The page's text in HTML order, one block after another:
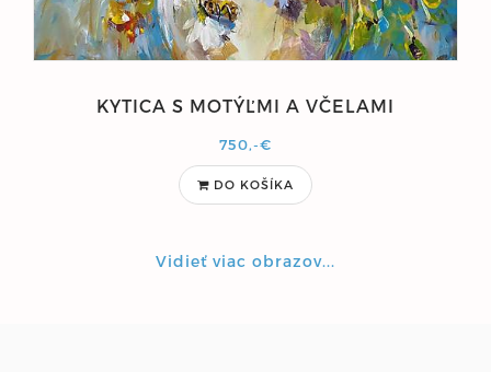
KYTICA S MOTÝĽMI A VČELAMI
750,-€
DO KOŠÍKA
Vidieť viac obrazov...